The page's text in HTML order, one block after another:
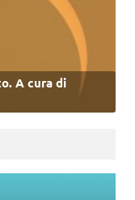
A cura di